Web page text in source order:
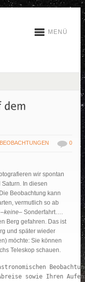
MENÜ
BEOBACHTUNGEN 0
wir spontan
In diesen
Beobachtung kann
vermutlich so ab
keine– Sonderfahrt….
Berg gefahren. Das ist
und später wieder
möchte: Sie können
Teleskop schauen.
sowie Ihren